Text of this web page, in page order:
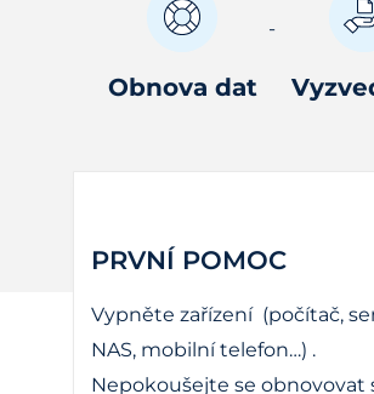
Obnova dat
PRVNÍ POMOC
Vypněte zařízení (počítač,
NAS, mobilní telefon…) .
Nepokoušejte se obnovovat